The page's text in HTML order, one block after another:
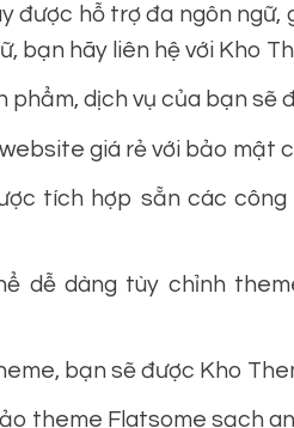
được hỗ trợ đa ngôn
bạn hãy liên hệ với Kho
phẩm, dịch vụ của bạn sẽ
giá rẻ với bảo mật
tích hợp sẵn các công
dễ dàng tùy chỉnh
bạn sẽ được Kho
theme Flatsome sạch